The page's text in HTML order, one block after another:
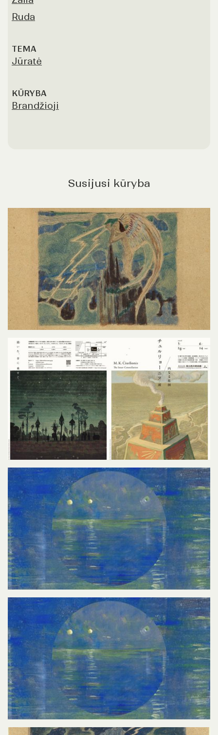
Ruda
TEMA
Jūratė
KŪRYBA
Brandžioji
Susijusi kūryba